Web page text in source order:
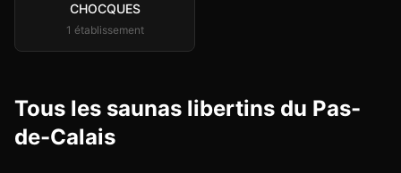
CHOCQUES
1 établissement
Tous les saunas libertins du Pas-
de-Calais